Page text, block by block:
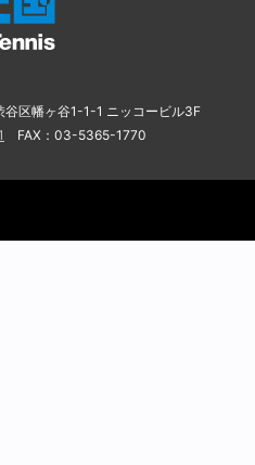
区幡ヶ谷1-1-1 ニッコービル3F
FAX：03-5365-1770